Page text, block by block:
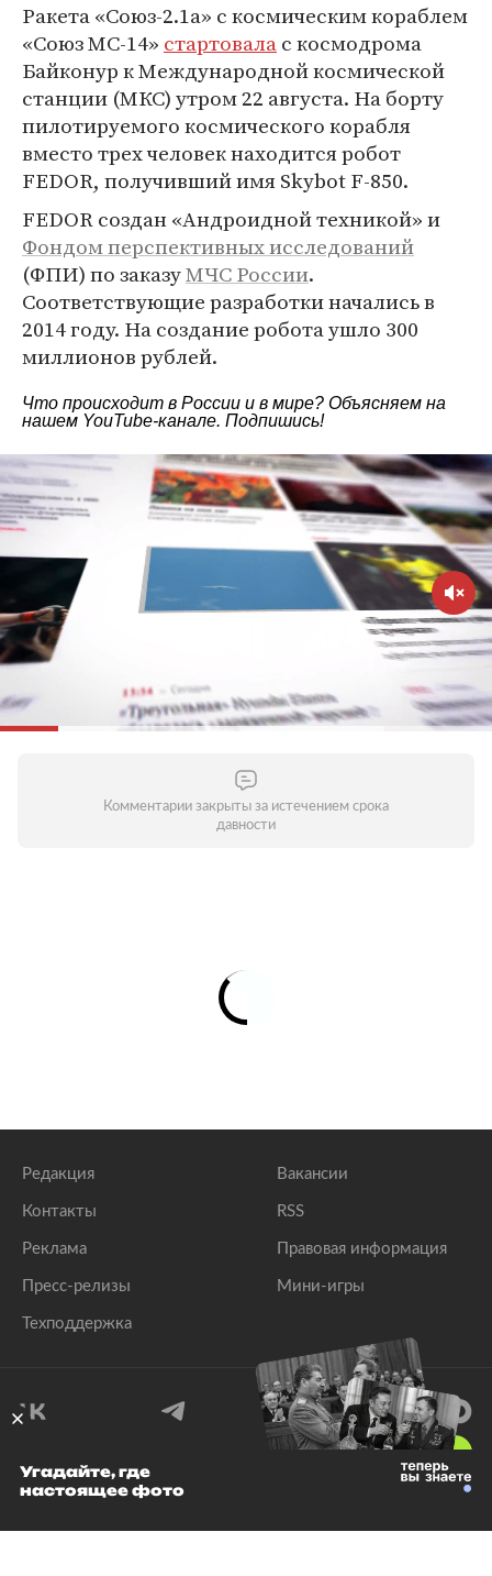
Ракета «Союз-2.1а» с космическим кораблем
«Союз МС-14» стартовалас космодрома
Байконур к Международной космической
станции (МКС) утром 22 августа. На борту
пилотируемого космического корабля
вместо трех человек находится робот
FEDOR, получивший имя Skybot F-850.
FEDOR создан «Андроидной техникой» и
Фондом перспективных исследований
(ФПИ) по заказуМЧС России.
Соответствующие разработки начались в
2014 году. На создание робота ушло 300
миллионов рублей.
Что происходит в России и в мире? Объясняем на
нашем YouTube-канале. Подпишись!
Комментарии закрыты за истечением срока
давности
Редакция
Контакты
Реклама
Пресс-релизы
Техподдержка
Вакансии
RSS
Правовая информация
Мини-игры
© 1999–2026 Все права защищены.
Угадайте, где
настоящее фото